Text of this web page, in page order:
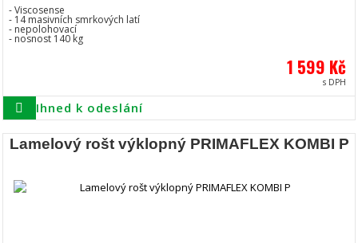
- Viscosense
- 14 masivních smrkových latí
- nepolohovací
- nosnost 140 kg
1 599 Kč
s DPH
Ihned k odeslání
Lamelový rošt výklopný PRIMAFLEX KOMBI P